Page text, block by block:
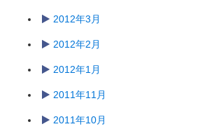
2012年3月
2012年2月
2012年1月
2011年11月
2011年10月